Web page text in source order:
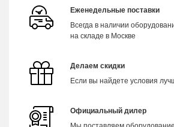
Еженедельные поставки
Всегда в наличии
на складе в Москве
Делаем скидки
Если вы найдете условия
Официальный дилер